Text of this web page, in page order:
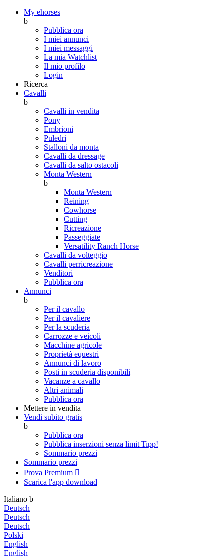
My ehorses
b
Pubblica ora
I miei annunci
I miei messaggi
La mia Watchlist
Il mio profilo
Login
Ricerca
Cavalli
b
Cavalli in vendita
Pony
Embrioni
Puledri
Stalloni da monta
Cavalli da dressage
Cavalli da salto ostacoli
Monta Western
b
Monta Western
Reining
Cowhorse
Cutting
Ricreazione
Passeggiate
Versatility Ranch Horse
Cavalli da volteggio
Cavalli perricreazione
Venditori
Pubblica ora
Annunci
b
Per il cavallo
Per il cavaliere
Per la scuderia
Carrozze e veicoli
Macchine agricole
Proprietà equestri
Annunci di lavoro
Posti in scuderia disponibili
Vacanze a cavallo
Altri animali
Pubblica ora
Mettere in vendita
Vendi subito gratis
b
Pubblica ora
Pubblica inserzioni senza limit Tipp!
Sommario prezzi
Sommario prezzi
Prova Premium 
Scarica l'app download
Italiano b
Deutsch
Deutsch
Deutsch
Polski
English
English